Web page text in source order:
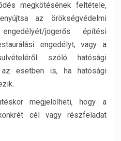
megkötésének feltétele,
az örökségvédelmi
jogerős építési
engedélyt, vagy a
szóló hatósági
az esetben is, ha hatósági
megjelölheti, hogy a
cél vagy részfeladat